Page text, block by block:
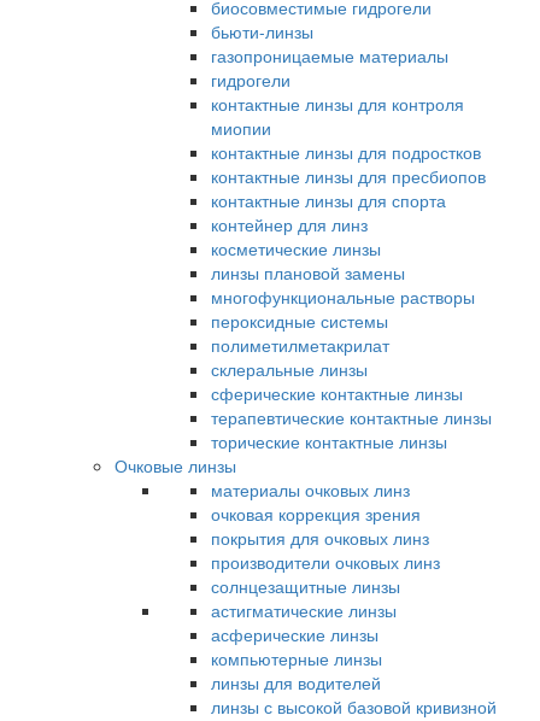
биосовместимые гидрогели
бьюти-линзы
газопроницаемые материалы
гидрогели
контактные линзы для контроля
миопии
контактные линзы для подростков
контактные линзы для пресбиопов
контактные линзы для спорта
контейнер для линз
косметические линзы
линзы плановой замены
многофункциональные растворы
пероксидные системы
полиметилметакрилат
склеральные линзы
сферические контактные линзы
терапевтические контактные линзы
торические контактные линзы
Очковые линзы
материалы очковых линз
очковая коррекция зрения
покрытия для очковых линз
производители очковых линз
солнцезащитные линзы
астигматические линзы
асферические линзы
компьютерные линзы
линзы для водителей
линзы с высокой базовой кривизной